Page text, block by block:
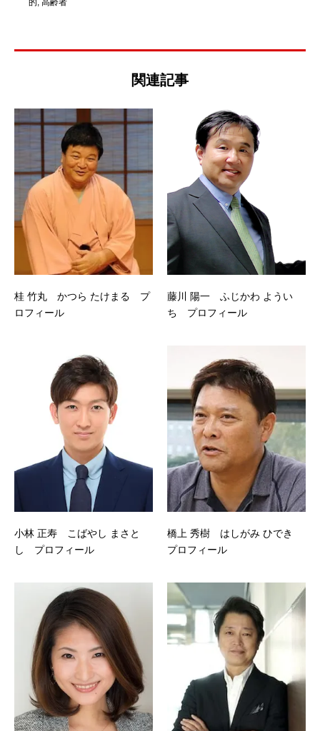
的 , 高齢者
関連記事
桂 竹丸 かつら たけまる プ
ロフィール
藤川 陽一 ふじかわ ようい
ち プロフィール
小林 正寿 こばやし まさと
し プロフィール
橋上 秀樹 はしがみ ひでき
プロフィール